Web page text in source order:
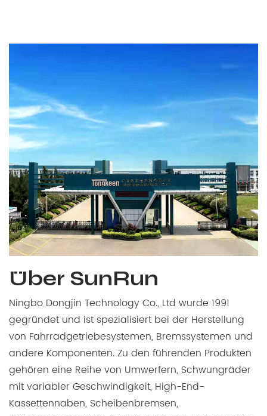
Über SunRun
Ningbo Dongjin Technology Co., Ltd wurde 1991
gegründet und ist spezialisiert bei der Herstellung
von Fahrradgetriebesystemen, Bremssystemen und
andere Komponenten. Zu den führenden Produkten
gehören eine Reihe von Umwerfern, Schwungräder
mit variabler Geschwindigkeit, High-End-
Kassettennaben, Scheibenbremsen,